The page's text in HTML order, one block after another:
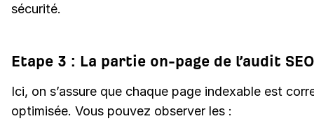
sécurité.
Etape 3 : La partie on-page de l’audit SEO
Ici, on s’assure que chaque page indexable est
optimisée. Vous pouvez observer les :